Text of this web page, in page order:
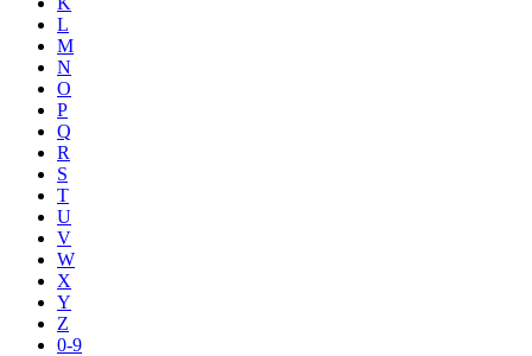
L
M
N
O
P
Q
R
S
T
U
V
W
X
Y
Z
0-9